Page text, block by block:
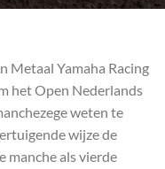
Metaal Yamaha Racing
het Open Nederlands
weten te
wijze de
manche als vierde